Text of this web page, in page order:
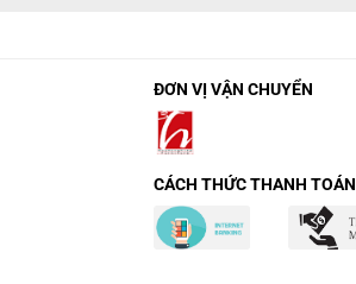
ĐƠN VỊ VẬN CHUYỂN
CÁCH THỨC THANH TOÁN